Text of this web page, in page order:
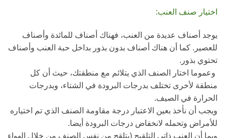
اختيار صنف العنب:
يوجد أصناف عديدة من العنب، فهناك أصناف للمائدة وأصناف
للعصير. كما أن هناك أصناف بدون بذور بداخل حبة العنب وأصناف
تحتوي بذور.
وعموما اختار الصنف الذي يتلائم مع منطقتك، حيث أن كل
منطقة لأخرى تختلف بدرجات البرودة في الشتاء، وبدرجات
الحرارة في الصيف.
ويجب أن نأخذ بعين الاعتبار درجة مقاومة الصنف الذي تم اختياره
للأمراض وتحمله لانخفاض درجات البرودة أيضا.
ويما أن العنب ذاتي التلقيح (يتلقح من نفس الصنف من خلال الهواء